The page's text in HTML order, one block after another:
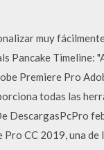
muy
Pancake Timeline:
Premiere Pro
todas las
DescargasPcPro
CC 2019, una